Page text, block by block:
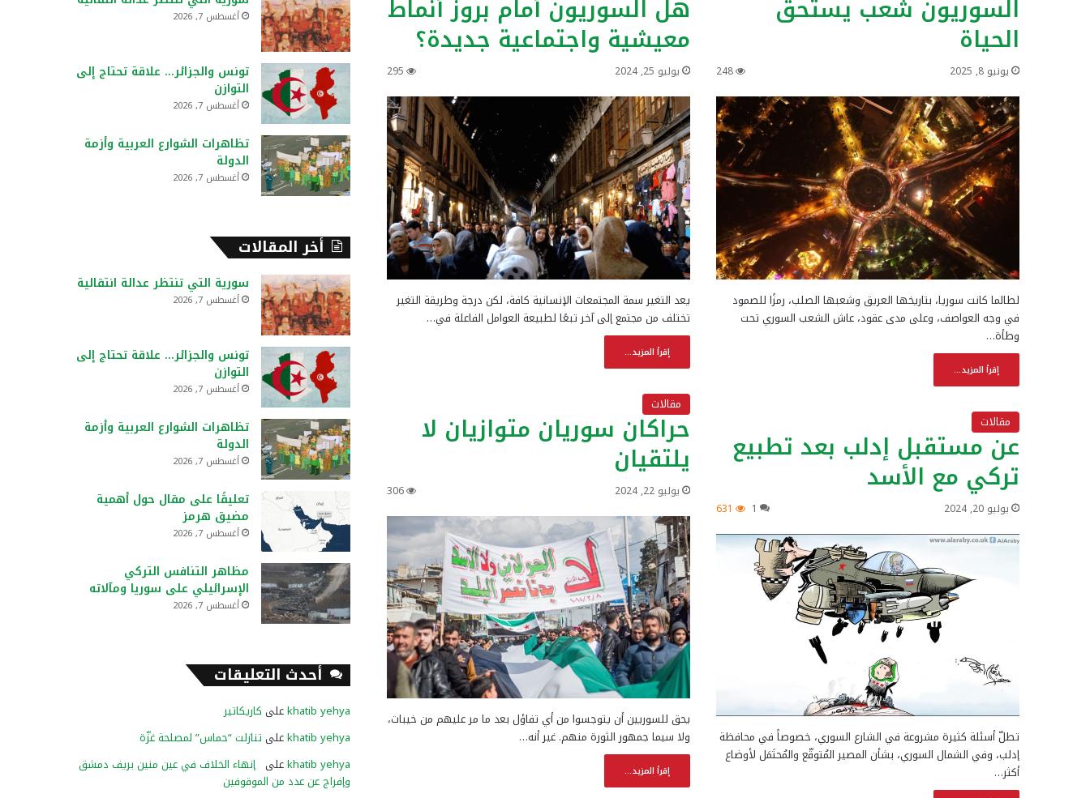
السوريون شعب يستحق
الحياة
يونيو 8, 2025 248
لطالما كانت سوريا، بتاريخها العريق وشعبها الصلب، رمزًا للصمود
في وجه العواصف، وعلى مدى عقود، عاش الشعب السوري تحت
وطأة…
إقرأ المزيد...
هل السوريون أمام بروز أنماط
معيشية واجتماعية جديدة؟
يوليو 25, 2024 295
يعد التغير سمة المجتمعات الإنسانية كافة، لكن درجة وطريقة التغير
تختلف من مجتمع إلى آخر تبعًا لطبيعة العوامل الفاعلة في…
إقرأ المزيد...
مقالات
حراكان سوريان متوازيان لا
يلتقيان
يوليو 22, 2024 306
يحق للسوريين أن يتوجسوا من أي تفاؤل بعد ما مر عليهم من خيبات،
ولا سيما جمهور الثورة منهم. غير أنه…
إقرأ المزيد...
مقالات
عن مستقبل إدلب بعد تطبيع
تركي مع الأسد
يوليو 20, 2024 1
631
تطلّ أسئلة كثيرة مشروعة في الشارع السوري، خصوصاً في محافظة
إدلب، وفي الشمال السوري، بشأن المصير المُتوقّع والمُحتَمَل لأوضاع
أكثر…
:
أغسطس 7, 2026
تونس والجزائر… علاقة تحتاج إلى
التوازن
أغسطس 7, 2026
تظاهرات الشوارع العربية وأزمة
الدولة
أغسطس 7, 2026
أخر المقالات
سورية التي تنتظر عدالة انتقالية
أغسطس 7, 2026
تونس والجزائر… علاقة تحتاج إلى
التوازن
أغسطس 7, 2026
تظاهرات الشوارع العربية وأزمة
الدولة
أغسطس 7, 2026
تعليقًا على مقال حول أهمية
مضيق هرمز
أغسطس 7, 2026
مظاهر التنافس التركي
الإسرائيلي على سوريا ومآلاته
أغسطس 7, 2026
أحدث التعليقات
khatib yehyaعلى كاريكاتير
khatib yehyaعلى تنازلت “حماس” لمصلحة غزّة
khatib yehyaعلى إنهاء الخلاف في عين منين بريف دمشق
وإفراج عن عدد من الموقوفين